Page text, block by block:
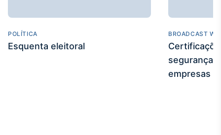
POLÍTICA
Esquenta eleitoral
BROADCAST
segurança
empresas